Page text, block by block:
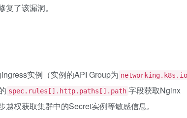
了该漏洞。
实例（实例的API Group为 networking.k8s.io
spec.rules[].http.paths[].path 字段获取Nginx
权获取集群中的Secret实例等敏感信息。